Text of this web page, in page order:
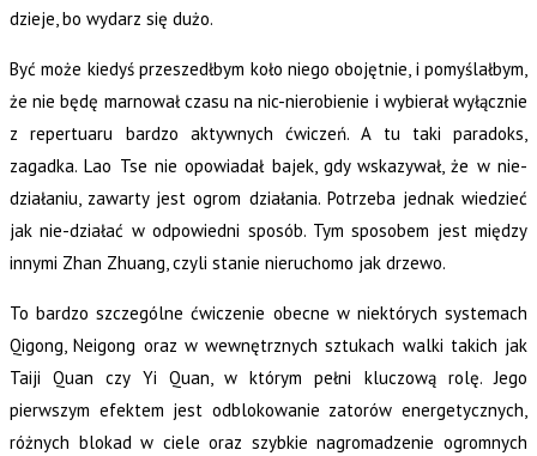
dzieje, bo wydarz się dużo.
Być może kiedyś przeszedłbym koło niego obojętnie, i pomyślałbym,
że nie będę marnował czasu na nic-nierobienie i wybierał wyłącznie
z repertuaru bardzo aktywnych ćwiczeń. A tu taki paradoks,
zagadka. Lao Tse nie opowiadał bajek, gdy wskazywał, że w nie-
działaniu, zawarty jest ogrom działania. Potrzeba jednak wiedzieć
jak nie-działać w odpowiedni sposób. Tym sposobem jest między
innymi Zhan Zhuang, czyli stanie nieruchomo jak drzewo.
To bardzo szczególne ćwiczenie obecne w niektórych systemach
Qigong, Neigong oraz w wewnętrznych sztukach walki takich jak
Taiji Quan czy Yi Quan, w którym pełni kluczową rolę. Jego
pierwszym efektem jest odblokowanie zatorów energetycznych,
różnych blokad w ciele oraz szybkie nagromadzenie ogromnych